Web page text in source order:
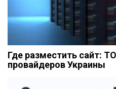
Где разместить сайт:
провайдеров Украины